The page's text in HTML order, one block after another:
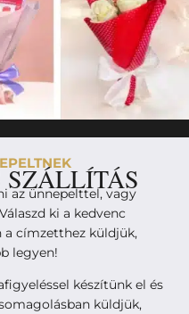
SZÁLLÍTÁS
az ünnepelttel, vagy
ki a kedvenc
a címzetthez küldjük,
legyen!
készítünk el és
küldjük,